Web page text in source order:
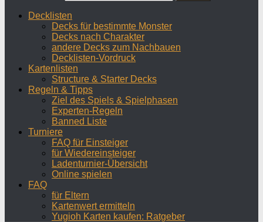
Decklisten
Decks für bestimmte Monster
Decks nach Charakter
andere Decks zum Nachbauen
Decklisten-Vordruck
Kartenlisten
Structure & Starter Decks
Regeln & Tipps
Ziel des Spiels & Spielphasen
Experten-Regeln
Banned Liste
Turniere
FAQ für Einsteiger
für Wiedereinsteiger
Ladenturnier-Übersicht
Online spielen
FAQ
für Eltern
Kartenwert ermitteln
Yugioh Karten kaufen: Ratgeber